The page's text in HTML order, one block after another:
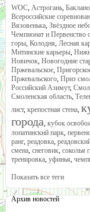
WOC, Астрогань,
Всероссийские
Вязовенька, Звёздное
Чемпионат и Первенство
горы, Колодня, Лесная
Митинские карьеры,
Новичок, Новогодние
Пржевальское,
Пржевальского, Приз
Российский Азимут,
Смоленская область,
лист, крепостная стена,
города, кубок
лопатинский парк,
ранг, реадовка,
смена, снеговик, соколья
тренировка, уфинья,
Показать все теги
Архив новостей